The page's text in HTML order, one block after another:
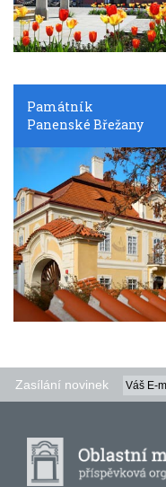
Památník
Panenské Břežany
Zasílání novinek